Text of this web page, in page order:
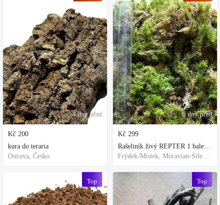
4 dny před
Kč 200
kura do teraria
Ostrava, Česko
Top
6 dny před
Kč 299
Rašeliník živý REPTER 1 balení - násada, TOP kvalita 30cm-30cm-8cm
Frýdek-Místek, Moravian-Silesian Region,Others
Top